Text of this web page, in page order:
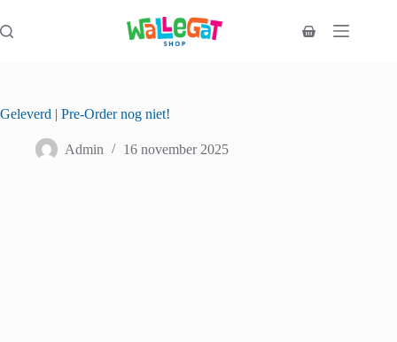
naar
de
Winkelwagen
Geleverd | Pre-Order nog niet!
Admin 16 november 2025